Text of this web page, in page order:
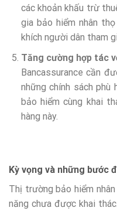
các khoản khấu trừ
gia bảo hiểm nhân
khích người dân tham
Tăng cường hợp tác
Bancassurance cần
những chính sách phù
bảo hiểm cùng khai
hàng này.
Kỳ vọng và những bước
Thị trường bảo hiểm
năng chưa được khai